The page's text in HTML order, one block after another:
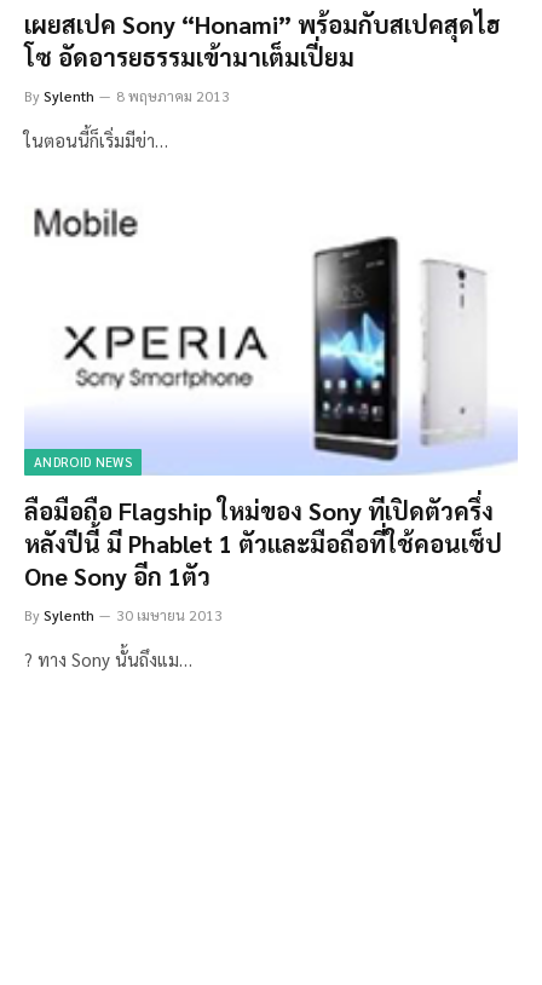
เผยสเปค Sony “Honami” พร้อมกับสเปคสุดไฮ
โซ อัดอารยธรรมเข้ามาเต็มเปี่ยม
BySylenth 8 พฤษภาคม 2013
ในตอนนี้ก็เริ่มมีข่า…
ANDROID NEWS
ลือมือถือ Flagship ใหม่ของ Sony ทีเปิดตัวครึ่ง
หลังปีนี้ มี Phablet 1 ตัวและมือถือที่ใช้คอนเซ็ป
One Sony อีก 1ตัว
BySylenth 30 เมษายน 2013
? ทาง Sony นั้นถึงแม…